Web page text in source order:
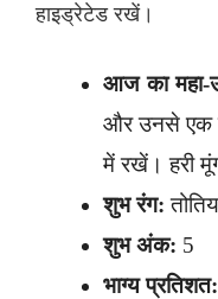
हाइड्रेटेड रखें।
आज का महा-
और उनसे एक
में रखें। हरी
शुभ रंग:
शुभ अंक: 5
भाग्य प्रतिशत: